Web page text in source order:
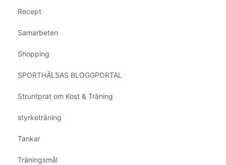
Recept
Samarbeten
Shopping
SPORTHÄLSAS BLOGGPORTAL
Struntprat om Kost & Träning
styrketräning
Tankar
Träningsmål